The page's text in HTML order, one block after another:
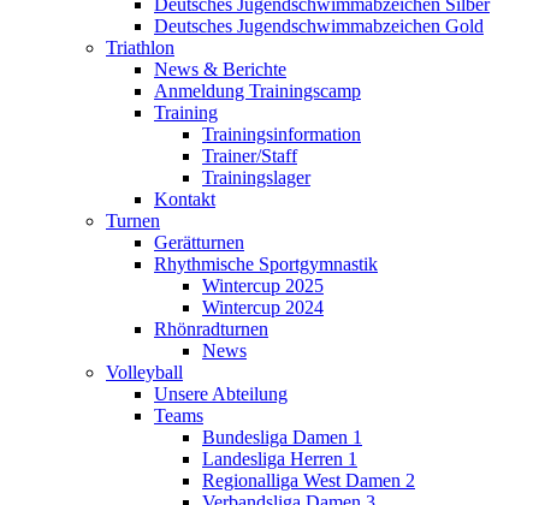
Deutsches Jugendschwimmabzeichen Gold
Triathlon
News & Berichte
Anmeldung Trainingscamp
Training
Trainingsinformation
Trainer/Staff
Trainingslager
Kontakt
Turnen
Gerätturnen
Rhythmische Sportgymnastik
Wintercup 2025
Wintercup 2024
Rhönradturnen
News
Volleyball
Unsere Abteilung
Teams
Bundesliga Damen 1
Landesliga Herren 1
Regionalliga West Damen 2